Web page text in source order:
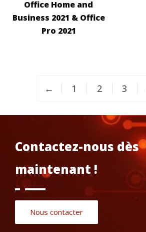
Office Home and
Business 2021 & Office
Pro 2021
← 1 2 3
Contactez-nous dès
maintenant !
Nous contacter